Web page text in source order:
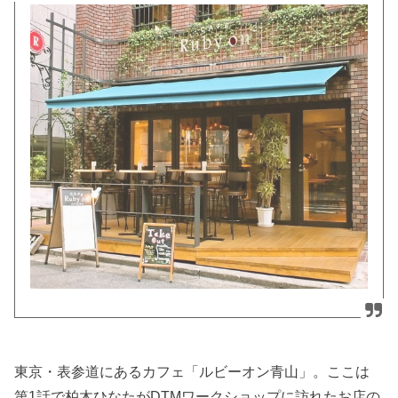
東京・表参道にあるカフェ「ルビーオン青山」。ここは